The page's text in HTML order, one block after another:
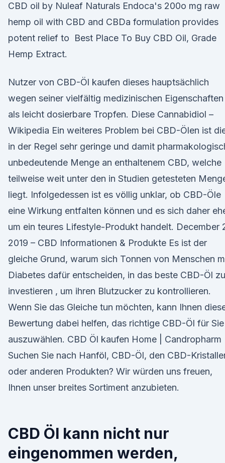
CBD oil by Nuleaf Naturals Endoca's 200o mg raw
hemp oil with CBD and CBDa formulation provides
potent relief to Best Place To Buy CBD Oil, Grade
Hemp Extract.
Nutzer von CBD-Öl kaufen dieses hauptsächlich
wegen seiner vielfältig medizinischen Eigenschaften
als leicht dosierbare Tropfen. Diese Cannabidiol –
Wikipedia Ein weiteres Problem bei CBD-Ölen ist
in der Regel sehr geringe und damit
unbedeutende Menge an enthaltenem CBD, welche
teilweise weit unter den in Studien getesteten
liegt. Infolgedessen ist es völlig unklar, ob CBD-Öle
eine Wirkung entfalten können und es sich daher
um ein teures Lifestyle-Produkt handelt. December
2019 – CBD Informationen & Produkte Es ist der
gleiche Grund, warum sich Tonnen von Menschen
Diabetes dafür entscheiden, in das beste CBD-Öl zu
investieren , um ihren Blutzucker zu kontrollieren.
Wenn Sie das Gleiche tun möchten, kann Ihnen
Bewertung dabei helfen, das richtige CBD-Öl für Sie
auszuwählen. CBD Öl kaufen Home | Candropharm
Suchen Sie nach Hanföl, CBD-Öl, den CBD-
oder anderen Produkten? Wir würden uns freuen,
Ihnen unser breites Sortiment anzubieten.
CBD Öl kann nicht nur
eingenommen werden,